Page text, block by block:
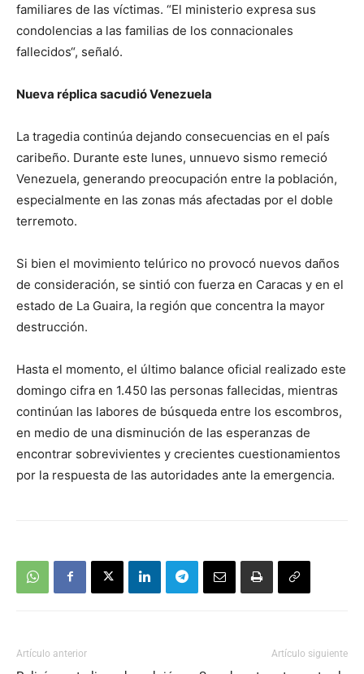
familiares de las víctimas. “El ministerio expresa sus
condolencias a las familias de los connacionales
fallecidos“, señaló.
Nueva réplica sacudió Venezuela
La tragedia continúa dejando consecuencias en el país
caribeño. Durante este lunes, unnuevo sismo remeció
Venezuela, generando preocupación entre la población,
especialmente en las zonas más afectadas por el doble
terremoto.
Si bien el movimiento telúrico no provocó nuevos daños
de consideración, se sintió con fuerza en Caracas y en el
estado de La Guaira, la región que concentra la mayor
destrucción.
Hasta el momento, el último balance oficial realizado este
domingo cifra en 1.450 las personas fallecidas, mientras
continúan las labores de búsqueda entre los escombros,
en medio de una disminución de las esperanzas de
encontrar sobrevivientes y crecientes cuestionamientos
por la respuesta de las autoridades ante la emergencia.
Artículo anterior Artículo siguiente